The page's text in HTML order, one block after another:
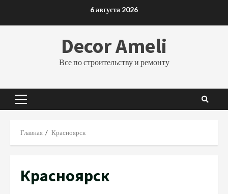
6 августа 2026
Decor Ameli
Все по строительству и ремонту
Основное
Главная Красноярск
Красноярск